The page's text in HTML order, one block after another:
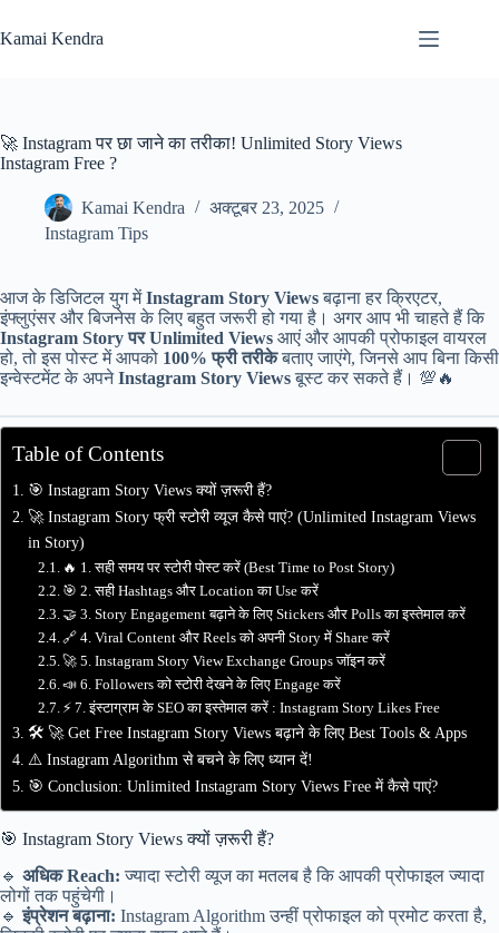
to
content
Kamai Kendra
🚀 Instagram पर छा जाने का तरीका! Unlimited Story Views
Instagram Free ?
Kamai Kendra
अक्टूबर 23, 2025
Instagram Tips
आज के डिजिटल युग मेंInstagram Story Viewsबढ़ाना हर क्रिएटर,
इंफ्लुएंसर और बिजनेस के लिए बहुत जरूरी हो गया है। अगर आप भी चाहते हैं कि
Instagram Story पर Unlimited Views आएं और आपकी प्रोफाइल वायरल
हो, तो इस पोस्ट में आपको 100% फ्री तरीकेबताए जाएंगे, जिनसे आप बिना किसी
इन्वेस्टमेंट के अपनेInstagram Story Viewsबूस्ट कर सकते हैं। 💯🔥
Table of Contents
🎯 Instagram Story Views क्यों ज़रूरी हैं?
🚀 Instagram Story फ्री स्टोरी व्यूज कैसे पाएं? (Unlimited Instagram Views
in Story)
🔥 1. सही समय पर स्टोरी पोस्ट करें (Best Time to Post Story)
🎯 2. सही Hashtags और Location का Use करें
🤝 3. Story Engagement बढ़ाने के लिए Stickers और Polls का इस्तेमाल करें
🔗 4. Viral Content और Reels को अपनी Story में Share करें
🚀 5. Instagram Story View Exchange Groups जॉइन करें
📣 6. Followers को स्टोरी देखने के लिए Engage करें
⚡ 7. इंस्टाग्राम के SEO का इस्तेमाल करें : Instagram Story Likes Free
🛠️ 🚀 Get Free Instagram Story Views बढ़ाने के लिए Best Tools & Apps
⚠️ Instagram Algorithm से बचने के लिए ध्यान दें!
🎯 Conclusion: Unlimited Instagram Story Views Free में कैसे पाएं?
🎯 Instagram Story Views क्यों ज़रूरी हैं?
🔹 अधिक Reach: ज्यादा स्टोरी व्यूज का मतलब है कि आपकी प्रोफाइल ज्यादा
लोगों तक पहुंचेगी।
🔹इंप्रेशन बढ़ाना: Instagram Algorithm उन्हीं प्रोफाइल को प्रमोट करता है,